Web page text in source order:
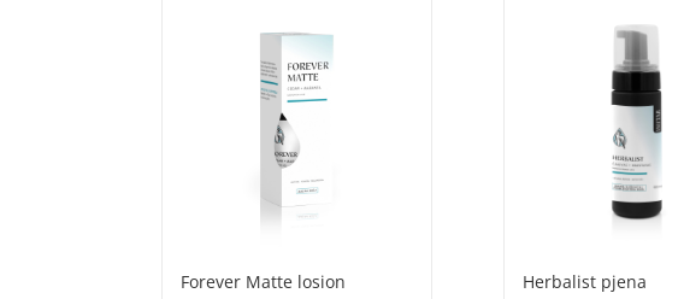
Forever Matte losion
Herbalist pjena